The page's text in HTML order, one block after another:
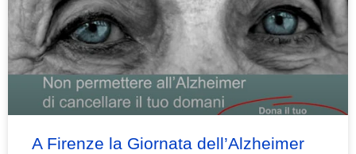
A Firenze la Giornata dell’Alzheimer